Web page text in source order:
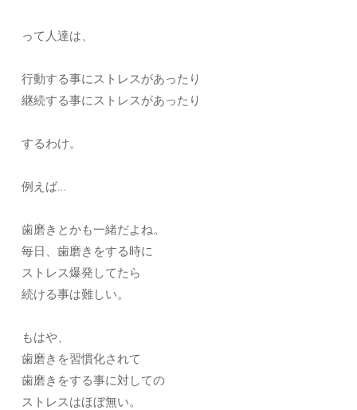
って人達は、
行動する事にストレスがあったり
継続する事にストレスがあったり
するわけ。
例えば…
歯磨きとかも一緒だよね。
毎日、歯磨きをする時に
ストレス爆発してたら
続ける事は難しい。
もはや、
歯磨きを習慣化されて
歯磨きをする事に対しての
ストレスはほぼ無い。